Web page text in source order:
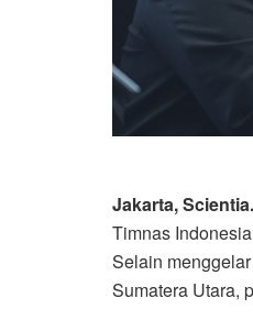
Jakarta,
Timnas
Selain
Sumatera Utara,